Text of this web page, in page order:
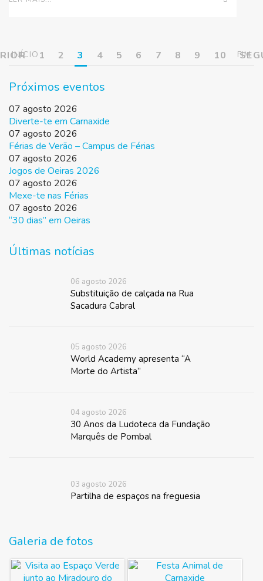
INÍCIO 1 2 3 4 5 6 7 8 9 10 FIM
Próximos eventos
07 agosto 2026
Diverte-te em Carnaxide
07 agosto 2026
Férias de Verão – Campus de Férias
07 agosto 2026
Jogos de Oeiras 2026
07 agosto 2026
Mexe-te nas Férias
07 agosto 2026
“30 dias” em Oeiras
Últimas notícias
06 agosto 2026
Substituição de calçada na Rua
Sacadura Cabral
05 agosto 2026
World Academy apresenta “A
Morte do Artista”
04 agosto 2026
30 Anos da Ludoteca da Fundação
Marquês de Pombal
03 agosto 2026
Partilha de espaços na freguesia
Galeria de fotos